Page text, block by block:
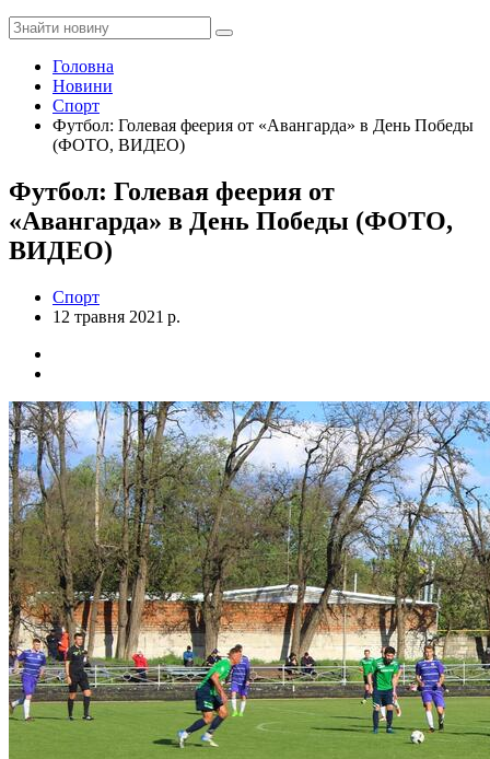
Головна
Новини
Спорт
Футбол: Голевая феерия от «Авангарда» в День Победы
(ФОТО, ВИДЕО)
Футбол: Голевая феерия от
«Авангарда» в День Победы (ФОТО,
ВИДЕО)
Спорт
12 травня 2021 р.